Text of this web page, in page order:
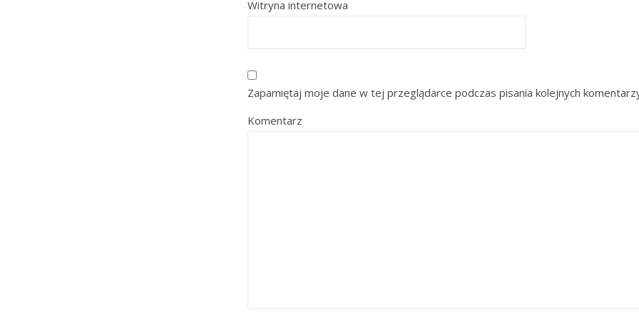
Witryna internetowa
Zapamiętaj moje dane w tej przeglądarce podczas pisania kolejnych
Komentarz